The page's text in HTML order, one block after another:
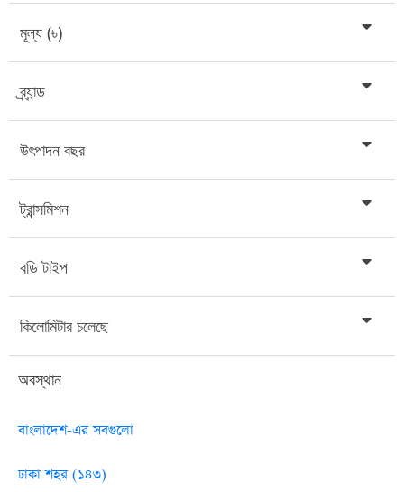
মূল্য (৳)
ব্র্যান্ড
উৎপাদন বছর
ট্রান্সমিশন
বডি টাইপ
কিলোমিটার চলেছে
অবস্থান
বাংলাদেশ-এর সবগুলো
ঢাকা শহর (১৪৩)